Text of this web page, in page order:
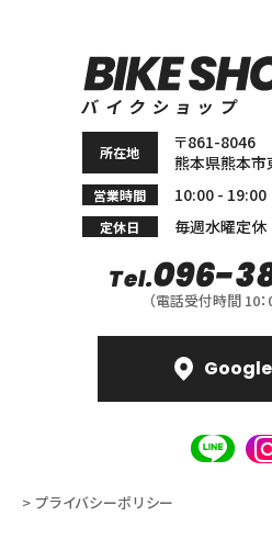
所在地
〒861-8046
熊本県熊本市
営業時間 10:00 - 19:00
定休日 毎週水曜定休
Tel.096-
（電話受付時間 10：
> プライバシーポリシー